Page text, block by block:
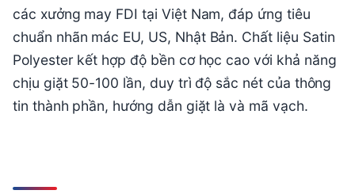
các xưởng may FDI tại Việt Nam, đáp ứng tiêu
chuẩn nhãn mác EU, US, Nhật Bản. Chất liệu Satin
Polyester kết hợp độ bền cơ học cao với khả năng
chịu giặt 50-100 lần, duy trì độ sắc nét của thông
tin thành phần, hướng dẫn giặt là và mã vạch.